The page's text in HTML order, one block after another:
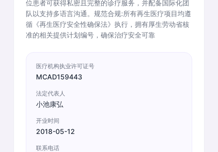
位患者可获得私密且完整的诊疗服务，并配备国际化团
队以支持多语言沟通。规范合规:所有再生医疗项目均遵
循《再生医疗安全性确保法》执行，拥有厚生劳动省核
准的相关提供计划编号，确保治疗安全可靠
医疗机构执业许可证号
MCAD159443
法定代表人
小池康弘
开业时间
2018-05-12
联系电话